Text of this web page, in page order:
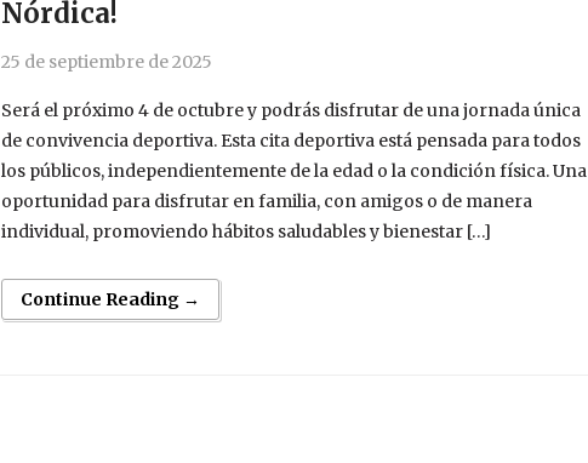
Nórdica!
25 de septiembre de 2025
Será el próximo 4 de octubre y podrás disfrutar de una jornada única
de convivencia deportiva. Esta cita deportiva está pensada para todos
los públicos, independientemente de la edad o la condición física. Una
oportunidad para disfrutar en familia, con amigos o de manera
individual, promoviendo hábitos saludables y bienestar […]
Continue Reading →